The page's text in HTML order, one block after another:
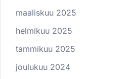
maaliskuu 2025
helmikuu 2025
tammikuu 2025
joulukuu 2024